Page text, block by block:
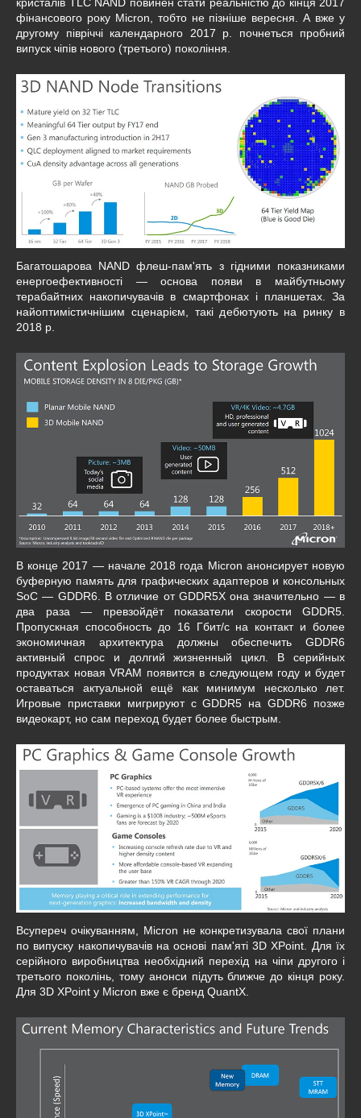
фінансового року Micron, тобто не пізніше вересня. А вже у
другому півріччі календарного 2017 р. почнеться пробний
випуск чіпів нового (третього) покоління.
Багатошарова NAND флеш-пам'ять з гідними показниками
енергоефективності — основа появи в майбутньому
терабайтних накопичувачів в смартфонах і планшетах. За
найоптимістичнішим сценарієм, такі дебютують на ринку в
2018 р.
В конце 2017 — начале 2018 года Micron анонсирует новую
буферную память для графических адаптеров и консольных
SoC — GDDR6. В отличие от GDDR5X она значительно — в
два раза — превзойдёт показатели скорости GDDR5.
Пропускная способность до 16 Гбит/с на контакт и более
экономичная архитектура должны обеспечить GDDR6
активный спрос и долгий жизненный цикл. В серийных
продуктах новая VRAM появится в следующем году и будет
оставаться актуальной ещё как минимум несколько лет.
Игровые приставки мигрируют с GDDR5 на GDDR6 позже
видеокарт, но сам переход будет более быстрым.
Всупереч очікуванням, Micron не конкретизувала свої плани
по випуску накопичувачів на основі пам'яті 3D XPoint. Для їх
серійного виробництва необхідний перехід на чіпи другого і
третього поколінь, тому анонси підуть ближче до кінця року.
Для 3D XPoint у Micron вже є бренд QuantX.